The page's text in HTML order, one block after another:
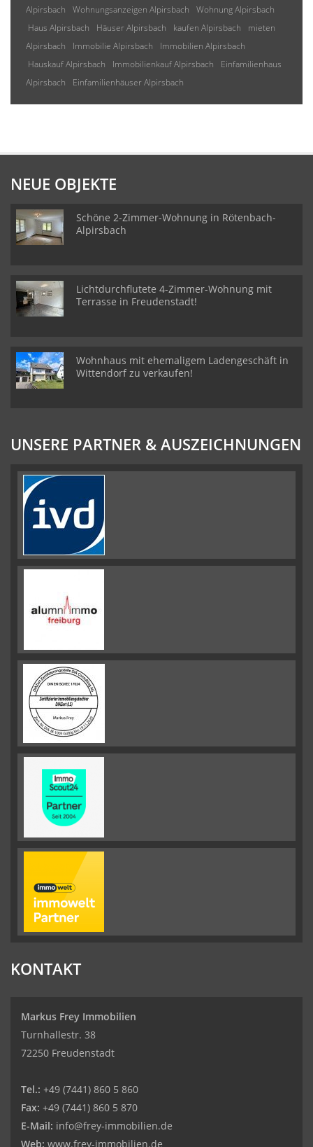
Alpirsbach
Wohnungsanzeigen Alpirsbach
Wohnung Alpirsbach
Haus Alpirsbach
Häuser Alpirsbach kaufen Alpirsbach
mieten
Alpirsbach
Immobilie Alpirsbach
Immobilien Alpirsbach
Hauskauf Alpirsbach
Immobilienkauf Alpirsbach
Einfamilienhaus
Alpirsbach
Einfamilienhäuser Alpirsbach
NEUE OBJEKTE
Schöne 2-Zimmer-Wohnung in Rötenbach-
Alpirsbach
Lichtdurchflutete 4-Zimmer-Wohnung mit
Terrasse in Freudenstadt!
Wohnhaus mit ehemaligem Ladengeschäft in
Wittendorf zu verkaufen!
UNSERE PARTNER & AUSZEICHNUNGEN
KONTAKT
Markus Frey Immobilien
Turnhallestr. 38
72250 Freudenstadt
Tel.: +49 (7441) 860 5 860
Fax: +49 (7441) 860 5 870
E-Mail: info@frey-immobilien.de
Web: www.frey-immobilien.de